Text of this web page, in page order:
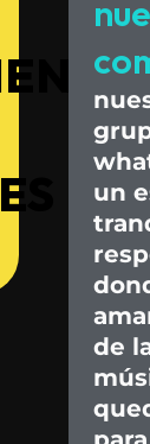
un
de